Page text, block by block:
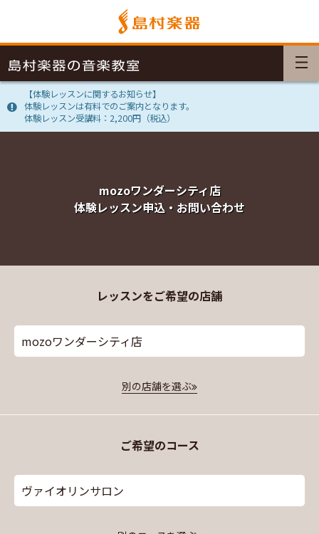
【体験レッスンに関するお知らせ】
体験レッスンは有料でのご案内となります。
体験レッスン受講料：2,200円（税込）
mozoワンダーシティ店
体験レッスン申込・お問い合わせ
レッスンをご希望の店舗
mozoワンダーシティ店
別の店舗を選ぶ
ご希望のコース
ヴァイオリンサロン